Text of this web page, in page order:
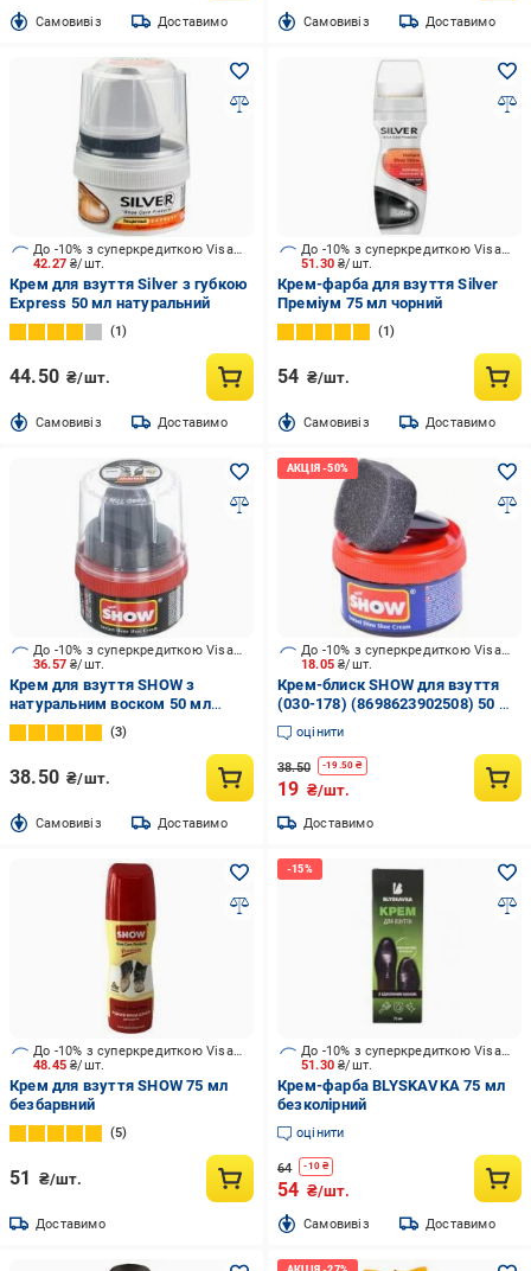
Cамовивіз Доставимо Cамовивіз Доставимо
42.27₴/шт.
До -10% з суперкредиткою Visa Вигода
Крем для взуття Silver з губкою
Express 50 мл натуральний
1
44.50 ₴/шт.
Cамовивіз Доставимо
51.30₴/шт.
До -10% з суперкредиткою Visa Вигода
Крем-фарба для взуття Silver
Преміум 75 мл чорний
1
54 ₴/шт.
Cамовивіз Доставимо
36.57₴/шт.
До -10% з суперкредиткою Visa Вигода
Крем для взуття SHOW з
натуральним воском 50 мл
чорний
3
38.50 ₴/шт.
Cамовивіз Доставимо
18.05₴/шт.
До -10% з суперкредиткою Visa Вигода
Крем-блиск SHOW для взуття
(030-178) (8698623902508) 50 мл
темно-синій
оцінити
38.50 -19.50 ₴
19 ₴/шт.
Доставимо
48.45₴/шт.
До -10% з суперкредиткою Visa Вигода
Крем для взуття SHOW 75 мл
безбарвний
5
51 ₴/шт.
Доставимо
51.30₴/шт.
До -10% з суперкредиткою Visa Вигода
Крем-фарба BLYSKAVKA 75 мл
безколірний
оцінити
64 -10₴
54 ₴/шт.
Cамовивіз Доставимо